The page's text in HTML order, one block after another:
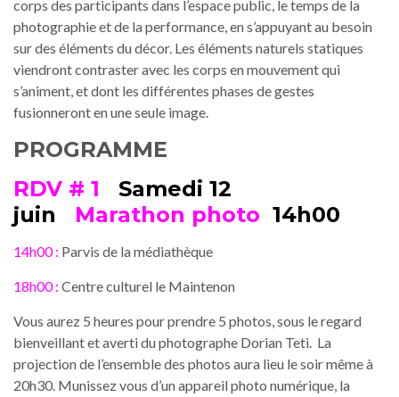
corps des participants dans l’espace public, le temps de la
photographie et de la performance, en s’appuyant au besoin
sur des éléments du décor. Les éléments naturels statiques
viendront contraster avec les corps en mouvement qui
s’animent, et dont les différentes phases de gestes
fusionneront en une seule image.
PROGRAMME
RDV # 1 Samedi 12
juin Marathon photo 14h00
14h00 : Parvis de la médiathèque
18h00 : Centre culturel le Maintenon
Vous aurez 5 heures pour prendre 5 photos, sous le regard
bienveillant et averti du photographe Dorian Teti. La
projection de l’ensemble des photos aura lieu le soir même à
20h30. Munissez vous d’un appareil photo numérique, la